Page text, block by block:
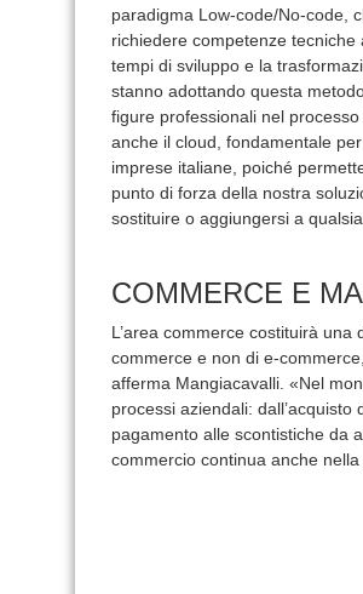
paradigma Low-code/No-code,
richiedere competenze
tempi di sviluppo e la
stanno adottando questa
figure professionali nel
anche il cloud, fondamentale
imprese italiane, poiché
punto di forza della nostra
sostituire o aggiungersi a
COMMERCE E
L’area commerce costituirà
commerce e non di e-
afferma Mangiacavalli. «Nel
processi aziendali:
pagamento alle scontistiche da
commercio continua anche